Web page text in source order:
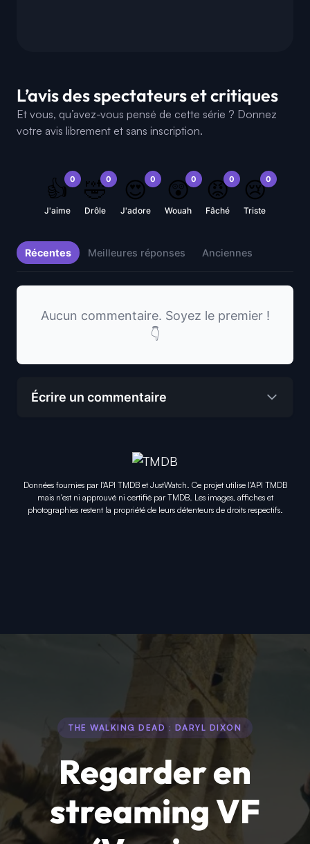
L’avis des spectateurs et critiques
Et vous, qu’avez-vous pensé de cette série ? Donnez
votre avis librement et sans inscription.
0
👍
J'aime
0
🤣
Drôle
0
😍
J'adore
0
😲
Wouah
0
😡
Fâché
0
😢
Triste
Récentes Meilleures réponses Anciennes
Aucun commentaire. Soyez le premier !
👇
Écrire un commentaire
Données fournies par l'API TMDB et JustWatch. Ce projet utilise l'API TMDB
mais n'est ni approuvé ni certifié par TMDB. Les images, affiches et
photographies restent la propriété de leurs détenteurs de droits respectifs.
THE WALKING DEAD : DARYL DIXON
Regarder en
streaming VF